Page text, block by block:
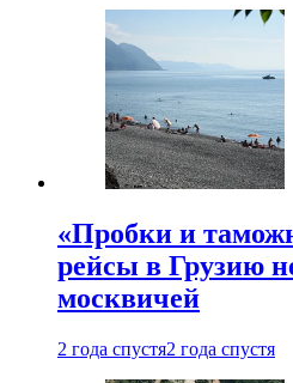
«Пробки и
рейсы в Грузию
москвичей
2 года спустя2 года спустя